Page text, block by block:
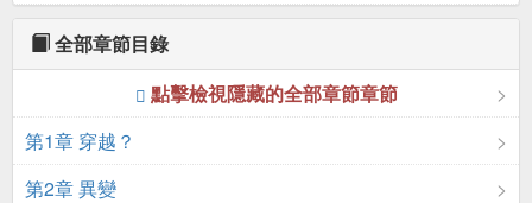
全部章節目錄
點擊檢視隱藏的全部章節章節
第1章 穿越？
第2章 異變